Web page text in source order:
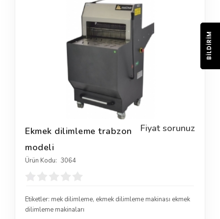
Fiyat sorunuz
Ekmek dilimleme trabzon
modeli
Ürün Kodu: 3064
Etiketler: mek dilimleme, ekmek dilimleme makinası ekmek
dilimleme makinaları
BILDIRIM